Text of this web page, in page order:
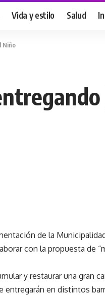
Vida y estilo Salud
Niño
de la
con la propuesta de
y restaurar una gran
entregarán en distintos